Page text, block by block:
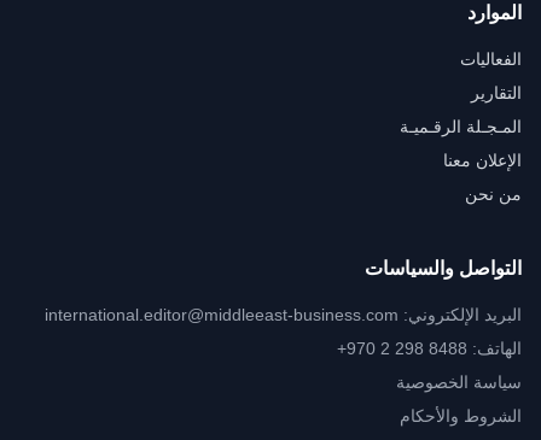
الموارد
الفعاليات
التقارير
المـجـلة الرقـميـة
الإعلان معنا
من نحن
التواصل والسياسات
البريد الإلكتروني: international.editor@middleeast-business.com
الهاتف: ‎+970 2 298 8488
سياسة الخصوصية
الشروط والأحكام